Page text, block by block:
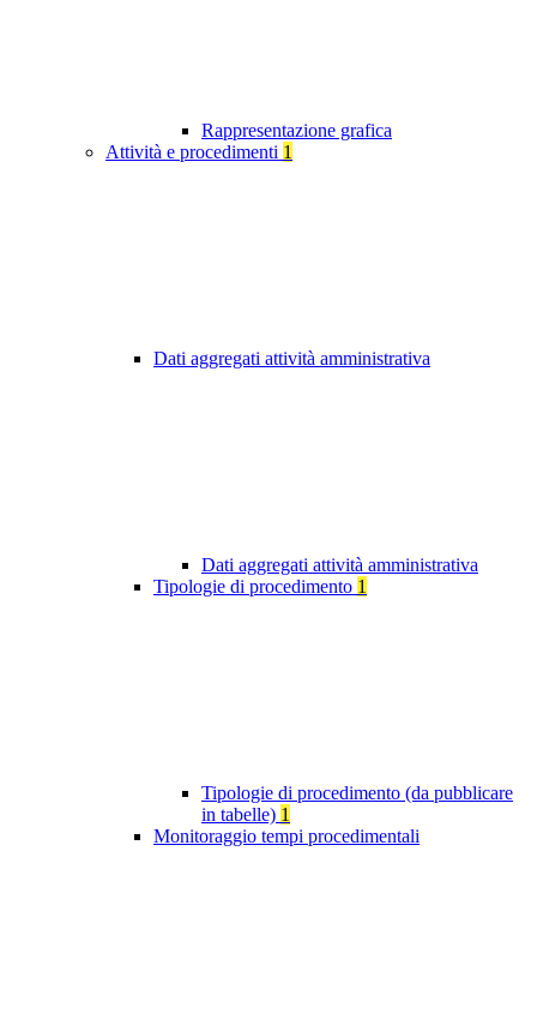
Rappresentazione grafica
Attività e procedimenti 1
Dati aggregati attività amministrativa
Dati aggregati attività amministrativa
Tipologie di procedimento 1
Tipologie di procedimento (da pubblicare
in tabelle) 1
Monitoraggio tempi procedimentali